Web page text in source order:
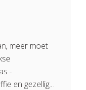
meer moet
-
en gezellig...